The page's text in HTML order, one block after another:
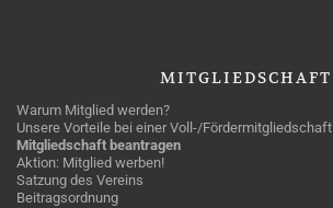
MITGLIEDSCHAFT
Warum Mitglied werden?
Unsere Vorteile bei einer Voll-/Fördermitgliedschaft
Mitgliedschaft beantragen
Aktion: Mitglied werben!
Satzung des Vereins
Beitragsordnung